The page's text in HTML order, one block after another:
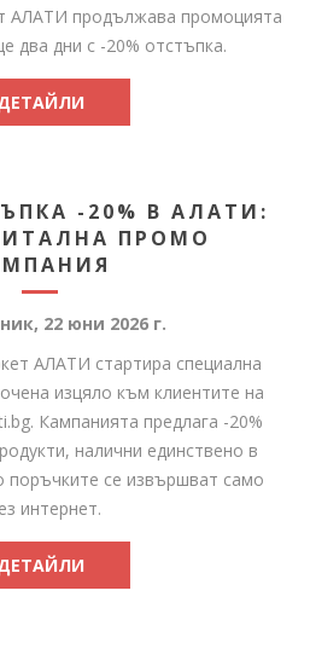
АЛАТИ продължава промоцията
два дни с -20% отстъпка.
-20% В АЛАТИ:
ПРОМО
22 юни 2026 г.
АЛАТИ стартира специална
изцяло към клиентите на
Кампанията предлага -20%
налични единствено в
поръчките се извършват само
интернет.